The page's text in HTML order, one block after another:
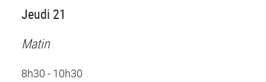
Jeudi 21
Matin
8h30 - 10h30